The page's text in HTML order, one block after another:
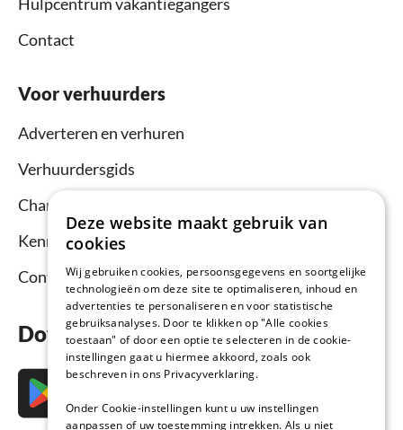
Contact
Voor verhuurders
Adverteren en verhuren
Verhuurdersgids
Channel Manager
Kennisbank verhuurders
Contact
Download nu de app
Deze website maakt gebruik van
cookies
Wij gebruiken cookies, persoonsgegevens en soortgelijke
technologieën om deze site te optimaliseren, inhoud en
advertenties te personaliseren en voor statistische
gebruiksanalyses. Door te klikken op "Alle cookies
toestaan" of door een optie te selecteren in de cookie-
instellingen gaat u hiermee akkoord, zoals ook
beschreven in ons Privacyverklaring.
Onder Cookie-instellingen kunt u uw instellingen
aanpassen of uw toestemming intrekken. Als u niet